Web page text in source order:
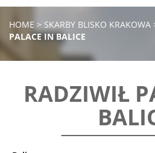
HOME > SKARBY BLISKO KRAKOWA
PALACE IN BALICE
RADZIWIŁ